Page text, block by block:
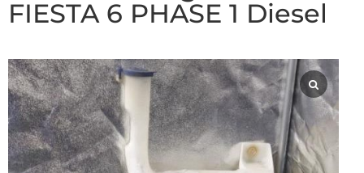
FIESTA 6 PHASE 1 Diesel